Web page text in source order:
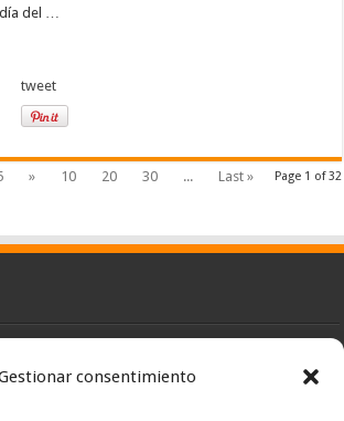
consentimiento
del …
tweet
Page 1 of 32
» 10 20 30 ... Last »